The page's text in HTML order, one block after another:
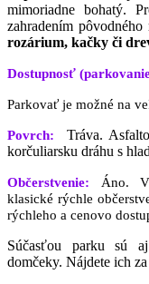
mimoriadne bohatý.
zahradením
rozárium, kačky či
Dostupnosť
Parkovať je možné na
Povrch: Tráva.
korčuliarsku dráhu s
Občerstvenie: Áno.
klasické rýchle
rýchleho a cenovo
Súčasťou parku sú
domčeky. Nájdete ich